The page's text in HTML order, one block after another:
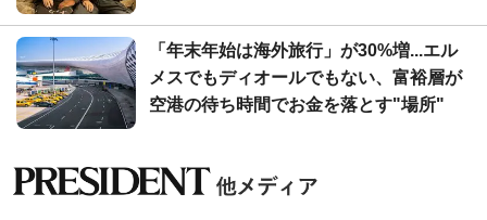
「年末年始は海外旅行」が30%増...エル
メスでもディオールでもない、富裕層が
空港の待ち時間でお金を落とす"場所"